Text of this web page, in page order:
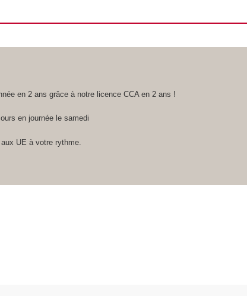
en 2 ans grâce à notre licence CCA en 2 ans !
en journée le samedi
UE à votre rythme.